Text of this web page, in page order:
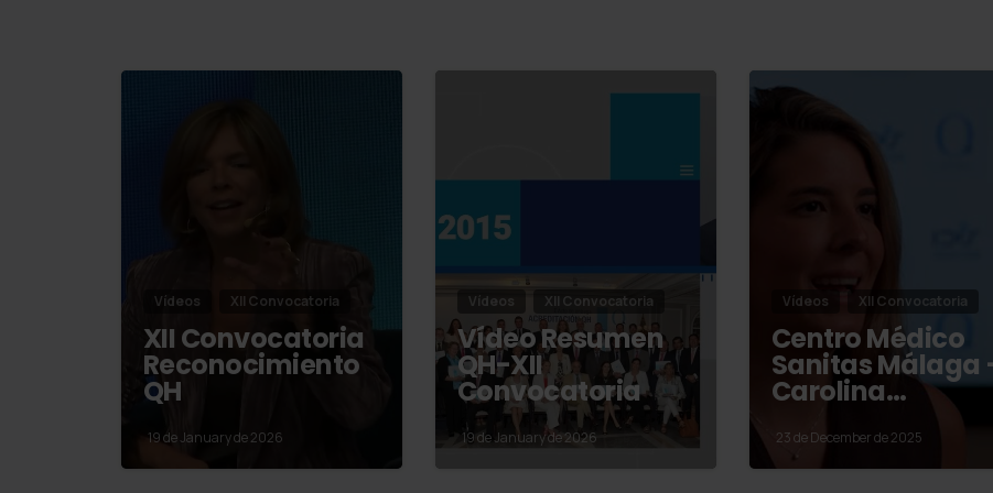
Vídeos XII Convocatoria
XII Convocatoria
Reconocimiento
QH
19 de January de 2026
Vídeos XII Convocatoria
Vídeo Resumen
QH-XII
Convocatoria
19 de January de 2026
Vídeos XII Convocatoria
Centro Médico
Sanitas Málaga
Carolina…
23 de December de 2025